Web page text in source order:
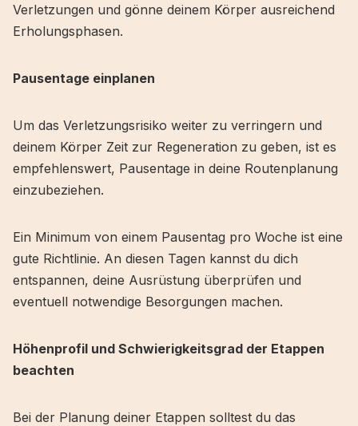
Verletzungen und gönne deinem Körper ausreichend
Erholungsphasen.
Pausentage einplanen
Um das Verletzungsrisiko weiter zu verringern und
deinem Körper Zeit zur Regeneration zu geben, ist es
empfehlenswert, Pausentage in deine Routenplanung
einzubeziehen.
Ein Minimum von einem Pausentag pro Woche ist eine
gute Richtlinie. An diesen Tagen kannst du dich
entspannen, deine Ausrüstung überprüfen und
eventuell notwendige Besorgungen machen.
Höhenprofil und Schwierigkeitsgrad der Etappen
beachten
Bei der Planung deiner Etappen solltest du das